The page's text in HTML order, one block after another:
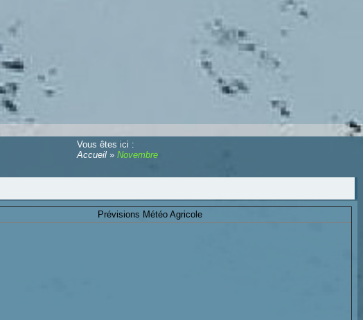
Vous êtes ici :
Accueil»Novembre
Prévisions Météo Agricole